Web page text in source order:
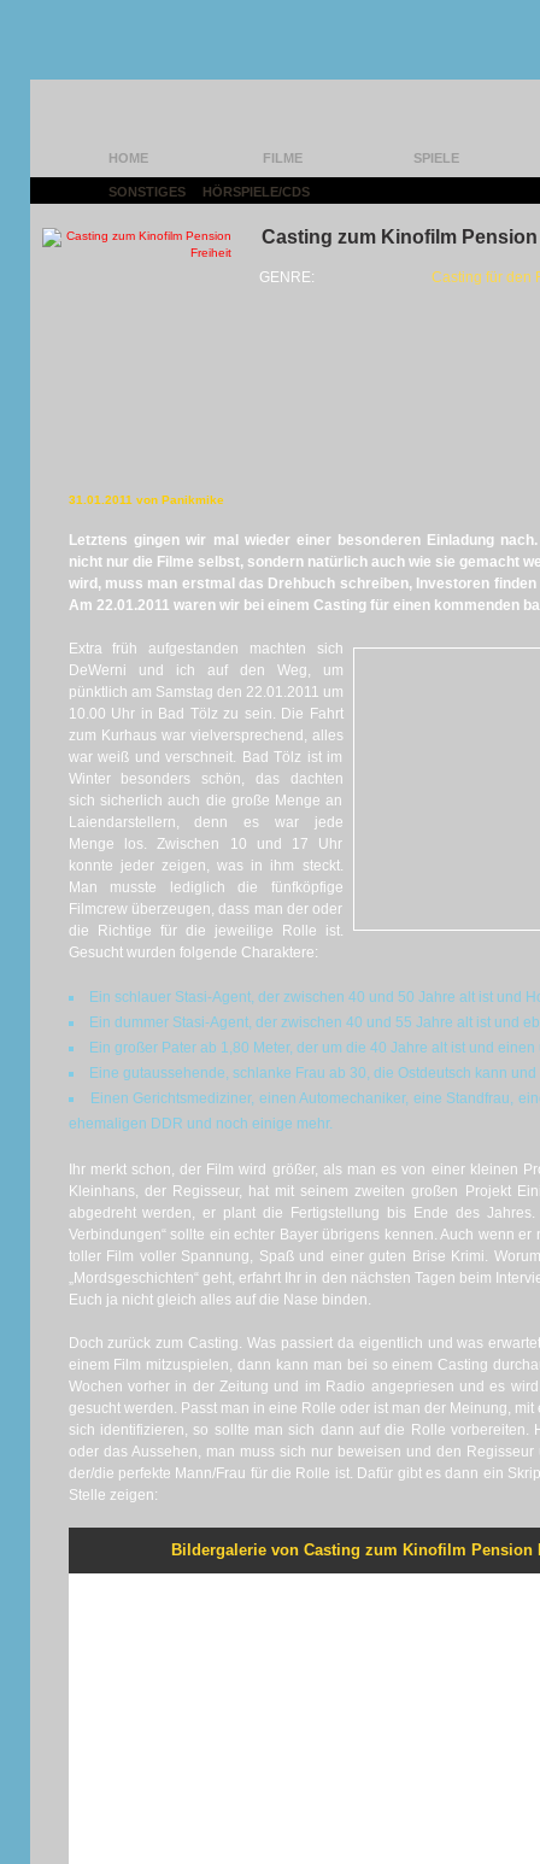
HOME FILME SPIELE
SONSTIGES HÖRSPIELE/CDS
Casting zum Kinofilm
GENRE: Casting für den
31.01.2011 von Panikmike
Letztens gingen wir mal wieder einer besonderen Einladung
nicht nur die Filme selbst, sondern natürlich auch wie sie gemacht
wird, muss man erstmal das Drehbuch schreiben, Investoren
Am 22.01.2011 waren wir bei einem Casting für einen kommenden
Extra früh aufgestanden machten sich
DeWerni und ich auf den Weg, um
pünktlich am Samstag den 22.01.2011 um
10.00 Uhr in Bad Tölz zu sein. Die Fahrt
zum Kurhaus war vielversprechend, alles
war weiß und verschneit. Bad Tölz ist im
Winter besonders schön, das dachten
sich sicherlich auch die große Menge an
Laiendarstellern, denn es war jede
Menge los. Zwischen 10 und 17 Uhr
konnte jeder zeigen, was in ihm steckt.
Man musste lediglich die fünfköpfige
Filmcrew überzeugen, dass man der oder
die Richtige für die jeweilige Rolle ist.
Gesucht wurden folgende Charaktere:
Ein schlauer Stasi-Agent, der zwischen 40 und 50 Jahre alt ist und
Ein dummer Stasi-Agent, der zwischen 40 und 55 Jahre alt ist und
Ein großer Pater ab 1,80 Meter, der um die 40 Jahre alt ist und
Eine gutaussehende, schlanke Frau ab 30, die Ostdeutsch kann
Einen Gerichtsmediziner, einen Automechaniker, eine Standfrau,
ehemaligen DDR und noch einige mehr.
Ihr merkt schon, der Film wird größer, als man es von einer kleinen
Kleinhans, der Regisseur, hat mit seinem zweiten großen Projekt
abgedreht werden, er plant die Fertigstellung bis Ende des
Verbindungen“ sollte ein echter Bayer übrigens kennen. Auch wenn
toller Film voller Spannung, Spaß und einer guten Brise Krimi.
„Mordsgeschichten“ geht, erfahrt Ihr in den nächsten Tagen beim
Euch ja nicht gleich alles auf die Nase binden.
Doch zurück zum Casting. Was passiert da eigentlich und was
einem Film mitzuspielen, dann kann man bei so einem Casting
Wochen vorher in der Zeitung und im Radio angepriesen und es
gesucht werden. Passt man in eine Rolle oder ist man der Meinung,
sich identifizieren, so sollte man sich dann auf die Rolle vorbereiten.
oder das Aussehen, man muss sich nur beweisen und den
der/die perfekte Mann/Frau für die Rolle ist. Dafür gibt es dann ein
Stelle zeigen:
Bildergalerie von Casting zum Kinofilm Pension